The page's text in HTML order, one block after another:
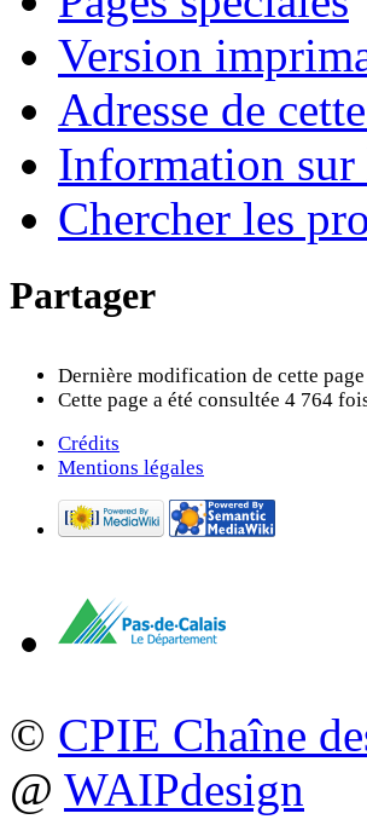
Version
Adresse de
Information sur
Chercher les
Partager
Dernière modification de cette
Cette page a été consultée 4 764
Crédits
Mentions légales
© CPIE Chaîne
@ WAIPdesign